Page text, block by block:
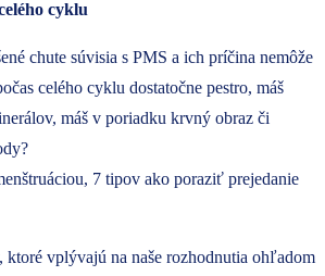
cyklu
chute súvisia s PMS a ich príčina nemôže
celého cyklu dostatočne pestro, máš
máš v poriadku krvný obraz či
ktoré vplývajú na naše rozhodnutia ohľadom